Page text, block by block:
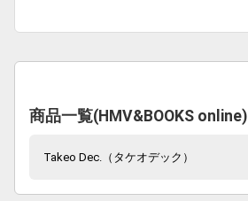
商品一覧(HMV&BOOKS online)
Takeo Dec.（タケオデック）